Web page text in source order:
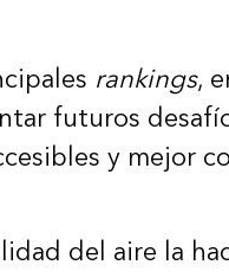
rankings,
futuros
y mejor
del aire la